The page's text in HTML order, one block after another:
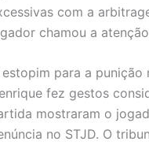
com a
chamou a
estopim para a
fez gestos
mostraram o
no STJD. O